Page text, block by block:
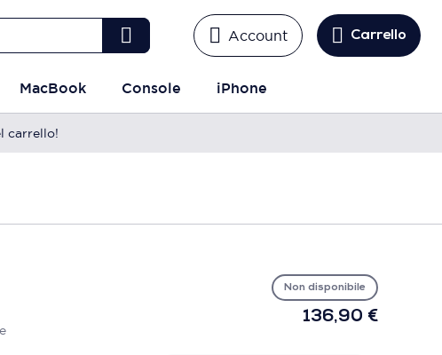
Account Carrello
MacBook Console iPhone
carrello!
Non disponibile
136,90 €